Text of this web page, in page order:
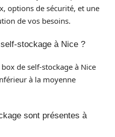
options de sécurité, et une
de vos besoins.
stockage à Nice ?
de self-stockage à Nice
à la moyenne
sont présentes à